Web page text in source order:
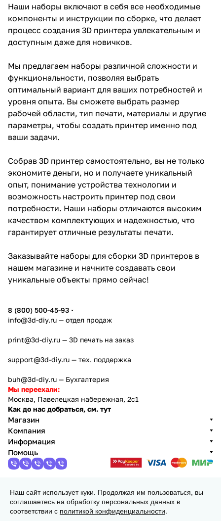
Наши наборы включают в себя все необходимые
компоненты и инструкции по сборке, что делает
процесс создания 3D принтера увлекательным и
доступным даже для новичков.
Мы предлагаем наборы различной сложности и
функциональности, позволяя выбрать
оптимальный вариант для ваших потребностей и
уровня опыта. Вы сможете выбрать размер
рабочей области, тип печати, материалы и другие
параметры, чтобы создать принтер именно под
ваши задачи.
Собрав 3D принтер самостоятельно, вы не только
экономите деньги, но и получаете уникальный
опыт, понимание устройства технологии и
возможность настроить принтер под свои
потребности. Наши наборы отличаются высоким
качеством комплектующих и надежностью, что
гарантирует отличные результаты печати.
Заказывайте наборы для сборки 3D принтеров в
нашем магазине и начните создавать свои
уникальные объекты прямо сейчас!
8 (800) 500-45-93
info@3d-diy.ru — отдел продаж
print@3d-diy.ru — 3D печать на заказ
support@3d-diy.ru — тех. поддержка
buh@3d-diy.ru — Бухгалтерия
Мы переехали:
Москва, Павелецкая набережная, 2с1
Как до нас добраться, см. тут
Магазин
Компания
Информация
Помощь
2013 - 2026 © 3DiY (Тридиай) - интернет-магазин
комплектующих для 3D принтеров, ЧПУ станков и
робототехники
Наш сайт использует куки. Продолжая им пользоваться, вы
соглашаетесь на обработку персональных данных в
соответствии с политикой конфиденциальности.